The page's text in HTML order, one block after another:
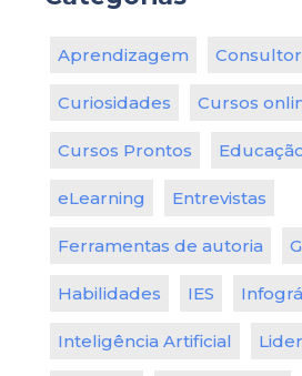
Aprendizagem
Curiosidades Cursos
Cursos Prontos
eLearning Entrevistas
Ferramentas de autoria
Habilidades IES
Inteligência Artificial